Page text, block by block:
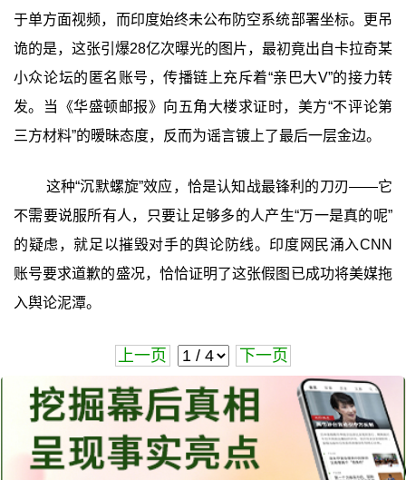
于单方面视频，而印度始终未公布防空系统部署坐标。更吊
诡的是，这张引爆28亿次曝光的图片，最初竟出自卡拉奇某
小众论坛的匿名账号，传播链上充斥着“亲巴大V”的接力转
发。当《华盛顿邮报》向五角大楼求证时，美方“不评论第
三方材料”的暧昧态度，反而为谣言镀上了最后一层金边。
这种“沉默螺旋”效应，恰是认知战最锋利的刀刃——它
不需要说服所有人，只要让足够多的人产生“万一是真的呢”
的疑虑，就足以摧毁对手的舆论防线。印度网民涌入CNN
账号要求道歉的盛况，恰恰证明了这张假图已成功将美媒拖
入舆论泥潭。
上一页 下一页